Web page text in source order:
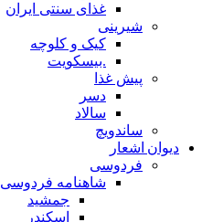
غذای سنتی ایران
شیرینی
کیک و کلوچه
.بیسکویت
پیش غذا
دسر
سالاد
ساندویچ
دیوان اشعار
فردوسی
شاهنامه فردوسی
جمشید
اسکندر